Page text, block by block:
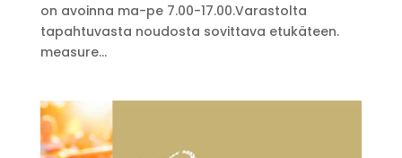
on avoinna ma-pe 7.00-17.00.Varastolta
tapahtuvasta noudosta sovittava etukäteen.
measure...